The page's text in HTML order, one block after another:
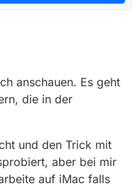
anschauen. Es geht
die in der
und den Trick mit
aber bei mir
auf iMac falls